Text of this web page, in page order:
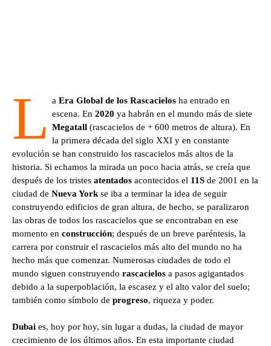
L a Era Global de los Rascacielos ha entrado en
escena. En 2020 ya habrán en el mundo más de siete
Megatall (rascacielos de + 600 metros de altura). En
la primera década del siglo XXI y en constante
evolución se han construido los rascacielos más altos de la
historia. Si echamos la mirada un poco hacia atrás, se creía que
después de los tristes atentados acontecidos el 11S de 2001 en la
ciudad de Nueva York se iba a terminar la idea de seguir
construyendo edificios de gran altura, de hecho, se paralizaron
las obras de todos los rascacielos que se encontraban en ese
momento en construcción; después de un breve paréntesis, la
carrera por construir el rascacielos más alto del mundo no ha
hecho más que comenzar. Numerosas ciudades de todo el
mundo siguen construyendo rascacielos a pasos agigantados
debido a la superpoblación, la escasez y el alto valor del suelo;
también como símbolo de progreso, riqueza y poder.
Dubai es, hoy por hoy, sin lugar a dudas, la ciudad de mayor
crecimiento de los últimos años. En esta importante ciudad